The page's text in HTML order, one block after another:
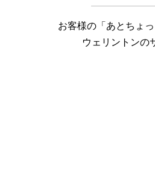
お客様の「あとちょ
ウェリントンの